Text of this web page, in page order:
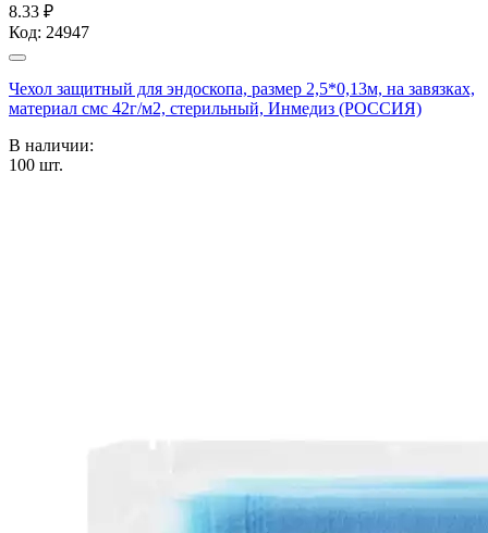
8.33 ₽
Код: 24947
Чехол защитный для эндоскопа, размер 2,5*0,13м, на завязках,
материал смс 42г/м2, стерильный, Инмедиз (РОССИЯ)
В наличии:
100 шт.